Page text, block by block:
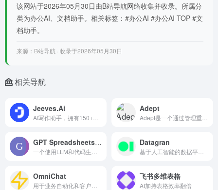
该网站于2026年05月30日由B站导航网络收集并收录。所属分
类为办公AI、文档助手。相关标签：#办公AI #办公AI TOP #文
档助手。
来源：B站导航 · 收录于2026年05月30日
相关导航
Jeeves.Ai Adept
GPT Spreadsheets Visualization Datagran
OmniChat 飞书多维表格
AI加持表格效率翻倍